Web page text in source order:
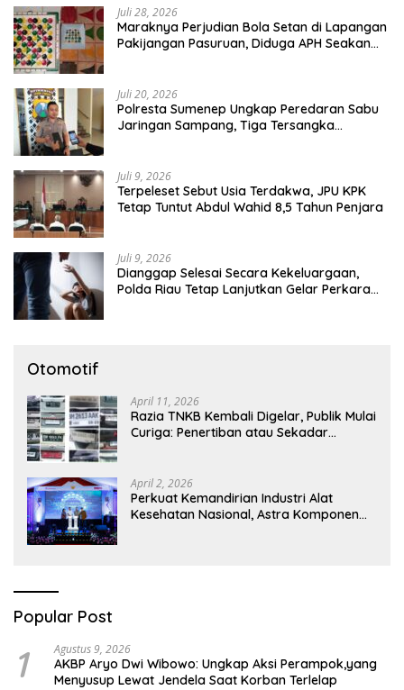
Juli 28, 2026
Maraknya Perjudian Bola Setan di Lapangan
Pakijangan Pasuruan, Diduga APH Seakan
Juli 20, 2026
Polresta Sumenep Ungkap Peredaran Sabu
Jaringan Sampang, Tiga Tersangka
Juli 9, 2026
Terpeleset Sebut Usia Terdakwa, JPU KPK
Tetap Tuntut Abdul Wahid 8,5 Tahun Penjara
Juli 9, 2026
Dianggap Selesai Secara Kekeluargaan,
Polda Riau Tetap Lanjutkan Gelar Perkara
Otomotif
April 11, 2026
Razia TNKB Kembali Digelar, Publik Mulai
Curiga: Penertiban atau Sekadar
April 2, 2026
Perkuat Kemandirian Industri Alat
Kesehatan Nasional, Astra Komponen
Popular Post
1 Agustus 9, 2026
AKBP Aryo Dwi Wibowo: Ungkap Aksi Perampok,yang
Menyusup Lewat Jendela Saat Korban Terlelap